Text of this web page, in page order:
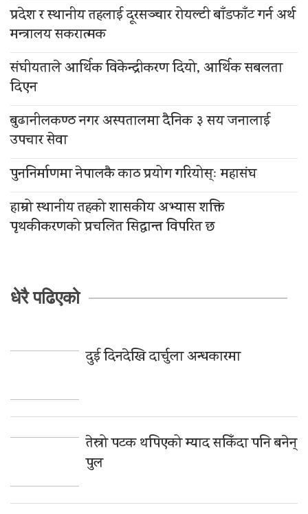
प्रदेश र स्थानीय तहलाई दूरसञ्चार रोयल्टी बाँडफाँट गर्न अर्थ
मन्त्रालय सकरात्मक
संघीयताले आर्थिक विकेन्द्रीकरण दियो, आर्थिक सबलता
दिएन
बुढानीलकण्ठ नगर अस्पतालमा दैनिक ३ सय जनालाई
उपचार सेवा
पुननिर्माणमा नेपालकै काठ प्रयोग गरियोस्ः महासंघ
हाम्रो स्थानीय तहको शासकीय अभ्यास शक्ति
पृथकीकरणको प्रचलित सिद्धान्त विपरित छ
धेरै पढिएको
दुई दिनदेखि दार्चुला अन्धकारमा
तेस्रो पटक थपिएको म्याद सकिँदा पनि बनेन्
पुल